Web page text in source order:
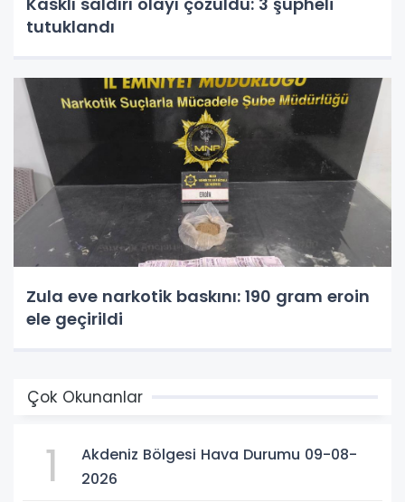
tutuklandı
Zula eve narkotik baskını: 190 gram eroin
ele geçirildi
Çok Okunanlar
1
Akdeniz Bölgesi Hava Durumu 09-08-
2026